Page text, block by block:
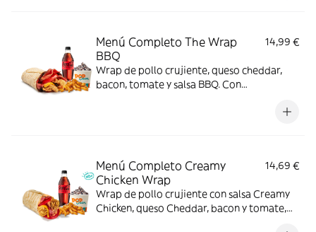
Menú Completo The Wrap
BBQ
14,99 €
Wrap de pollo crujiente, queso cheddar,
bacon, tomate y salsa BBQ. Con
Menú Completo Creamy
Chicken Wrap
14,69 €
Wrap de pollo crujiente con salsa Creamy
Chicken, queso Cheddar, bacon y tomate,